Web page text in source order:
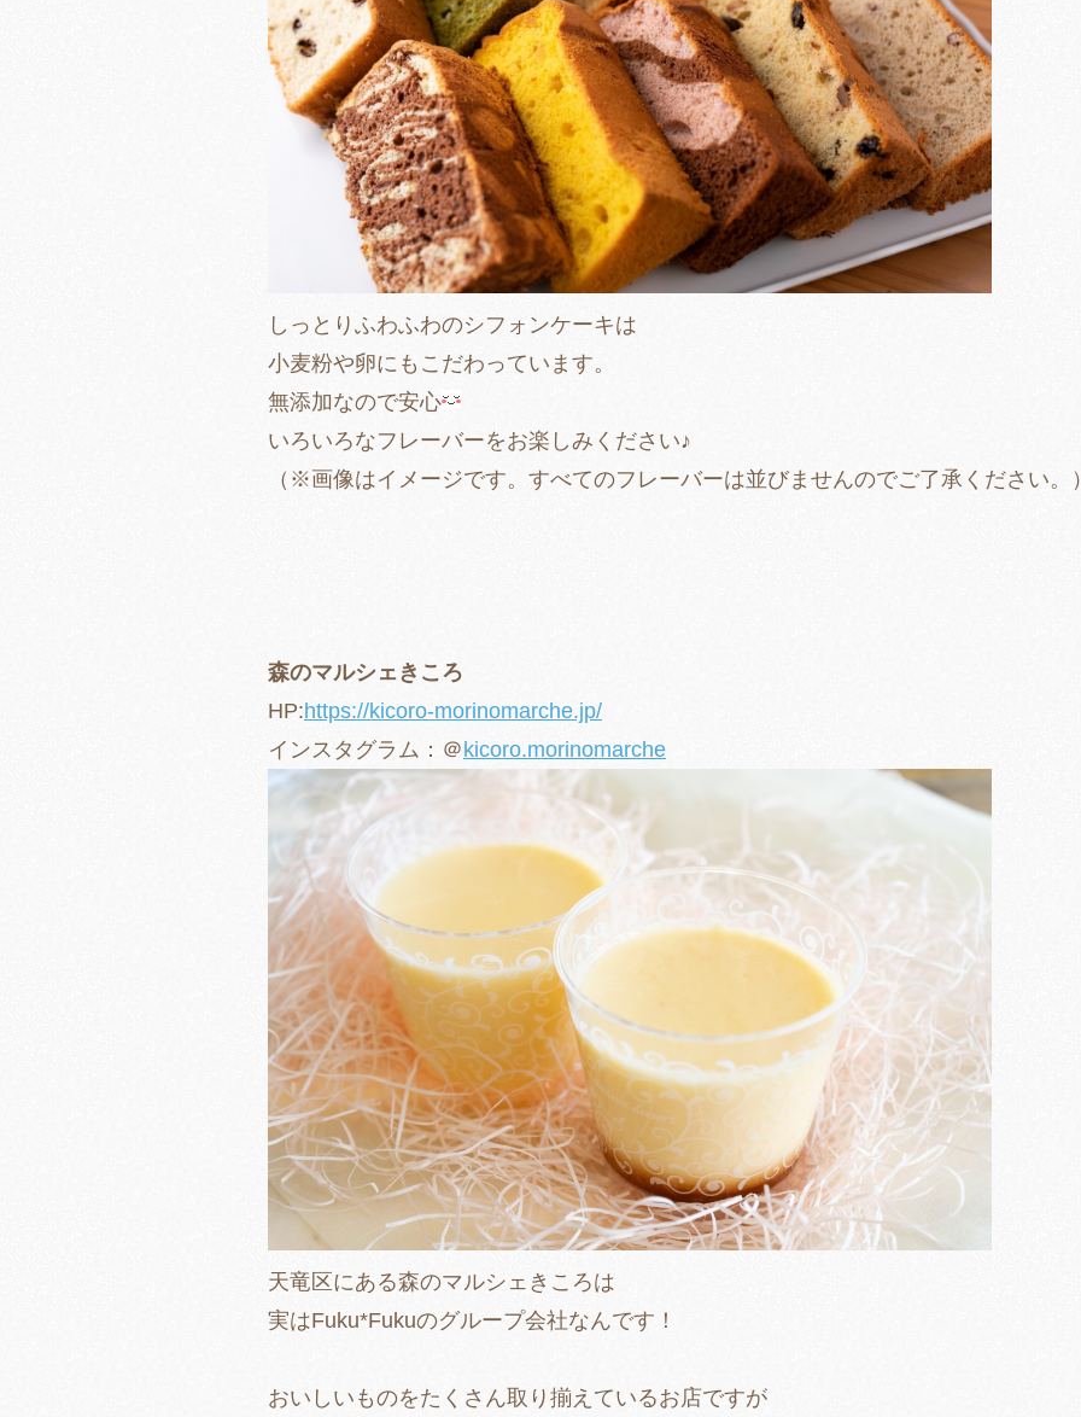
しっとりふわふわのシフォンケーキは
小麦粉や卵にもこだわっています。
無添加なので安心
いろいろなフレーバーをお楽しみください♪
（※画像はイメージです。すべてのフレーバーは並びませんのでご了承ください。
森のマルシェきころ
HP:https://kicoro-morinomarche.jp/
インスタグラム：＠kicoro.morinomarche
天竜区にある森のマルシェきころは
実はFuku*Fukuのグループ会社なんです！
おいしいものをたくさん取り揃えているお店ですが